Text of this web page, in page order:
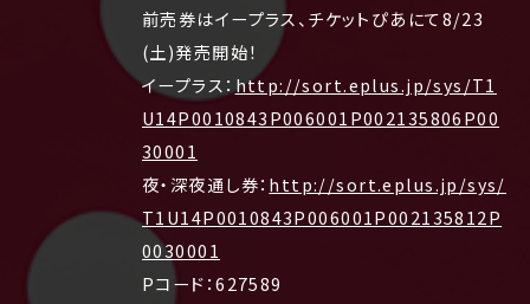
前売券はイープラス、チケットぴあにて8/23
(土)発売開始！
イープラス：http://sort.eplus.jp/sys/T1
U14P0010843P006001P002135806P00
30001
夜・深夜通し券： http://sort.eplus.jp/sys/
T1U14P0010843P006001P002135812P
0030001
Pコード：627589